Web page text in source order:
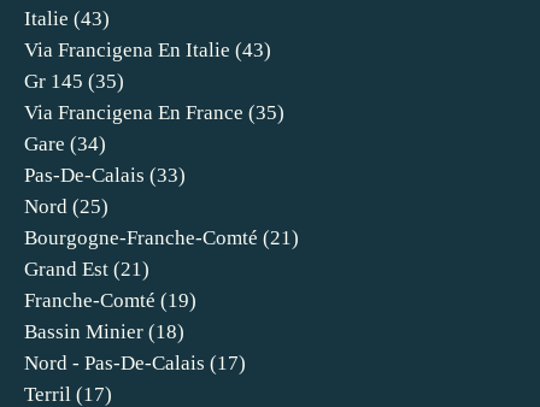
Italie (43)
Via Francigena En Italie (43)
Gr 145 (35)
Via Francigena En France (35)
Gare (34)
Pas-De-Calais (33)
Nord (25)
Bourgogne-Franche-Comté (21)
Grand Est (21)
Franche-Comté (19)
Bassin Minier (18)
Nord - Pas-De-Calais (17)
Terril (17)